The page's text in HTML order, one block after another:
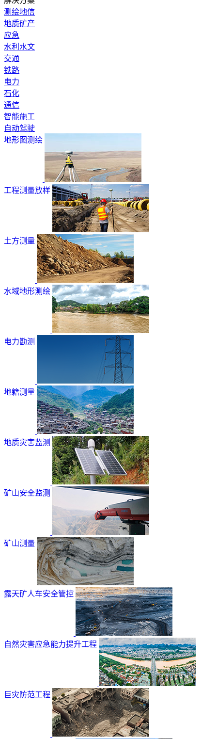
测绘地信
地质矿产
应急
水利水文
交通
铁路
电力
石化
通信
智能施工
自动驾驶
地形图测绘
工程测量放样
土方测量
水域地形测绘
电力勘测
地籍测量
地质灾害监测
矿山安全监测
矿山测量
露天矿人车安全管控
自然灾害应急能力提升工程
巨灾防范工程